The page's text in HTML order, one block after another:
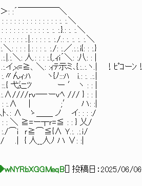
￣￣￣￣￣＼
: : : : : : : : : : : :. :.＼
: : : : : : : :. :. :.}.: :. :.＼
: :.|.: : : : :. :./.: :. :. :. :.＼
: : |.: : : :. :./: :.／.:.:.i{: : :.}
＼: 人.: : : :.{,.ｨi´＼: :八: : |
=≧、＼: :ｨﾃ示ミ､{.:..:.ヽ.| ！ﾋﾟｺーﾝ！
んｨ:ﾊ ヽ{ﾉ:::ﾊ ｉ.: :. .:.|
::.{ 弋辷ﾂ ー ′ ヽ : : |
rv─‐ーvﾍ /// } : : |
| ;′ ハ: :|
＿＿ ノ イ: : : :/
ー┬ｒ=≦ : : } 乂/
ｒ≧⌒≦{∧ Ｙ.:. .:.ｉ/
人__人ﾉ ハ ∨: :|
] 投稿日： 2025/06/